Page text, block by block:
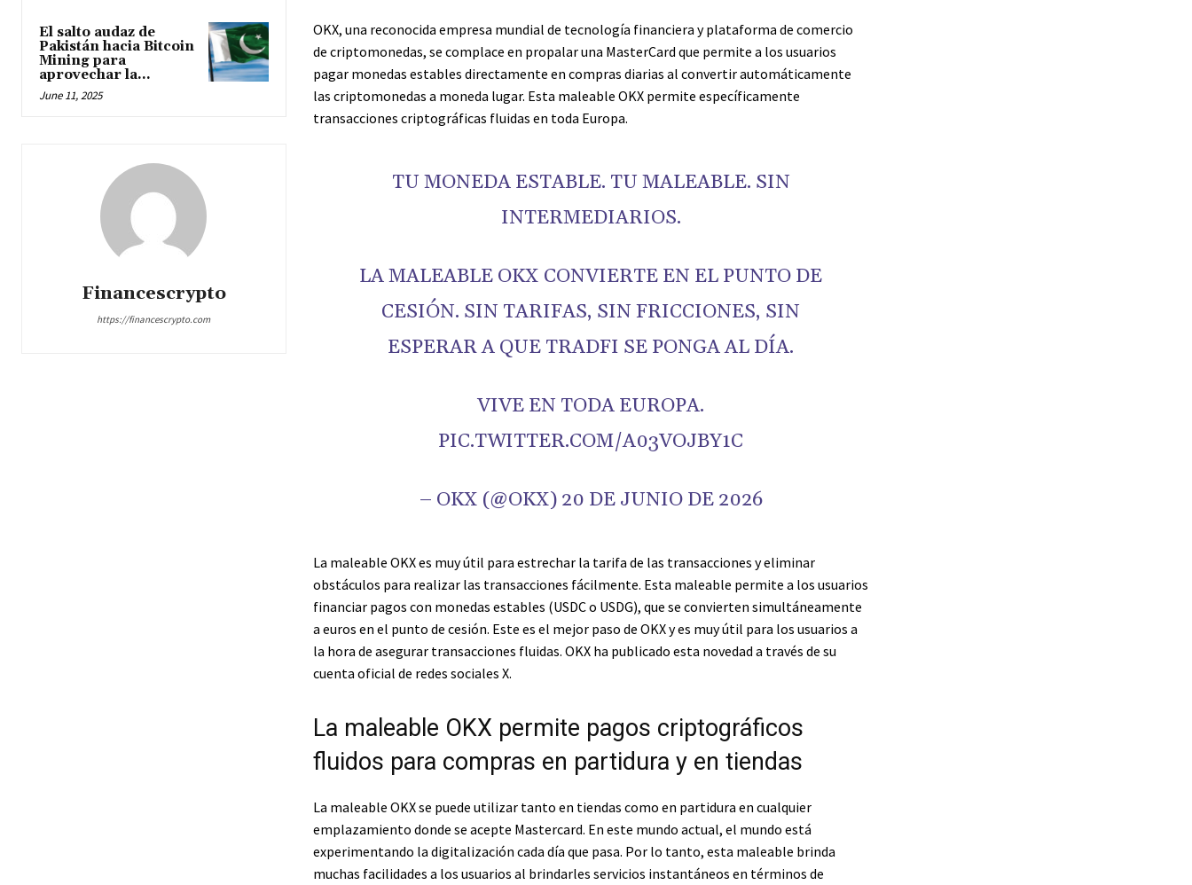
El salto audaz de
Pakistán hacia Bitcoin
Mining para
aprovechar la...
June 11, 2025
Financescrypto
https://financescrypto.com
OKX, una reconocida empresa mundial de tecnología financiera y plataforma de comercio
de criptomonedas, se complace en propalar una MasterCard que permite a los usuarios
pagar monedas estables directamente en compras diarias al convertir automáticamente
las criptomonedas a moneda lugar. Esta maleable OKX permite específicamente
transacciones criptográficas fluidas en toda Europa.
TU MONEDA ESTABLE. TU MALEABLE. SIN
INTERMEDIARIOS.
LA MALEABLE OKX CONVIERTE EN EL PUNTO DE
CESIÓN. SIN TARIFAS, SIN FRICCIONES, SIN
ESPERAR A QUE TRADFI SE PONGA AL DÍA.
VIVE EN TODA EUROPA.
PIC.TWITTER.COM/A03VOJBY1C
– OKX (@OKX) 20 DE JUNIO DE 2026
La maleable OKX es muy útil para estrechar la tarifa de las transacciones y eliminar
obstáculos para realizar las transacciones fácilmente. Esta maleable permite a los usuarios
financiar pagos con monedas estables (USDC o USDG), que se convierten simultáneamente
a euros en el punto de cesión. Este es el mejor paso de OKX y es muy útil para los usuarios a
la hora de asegurar transacciones fluidas. OKX ha publicado esta novedad a través de su
cuenta oficial de redes sociales X.
La maleable OKX permite pagos criptográficos
fluidos para compras en partidura y en tiendas
La maleable OKX se puede utilizar tanto en tiendas como en partidura en cualquier
emplazamiento donde se acepte Mastercard. En este mundo actual, el mundo está
experimentando la digitalización cada día que pasa. Por lo tanto, esta maleable brinda
muchas facilidades a los usuarios al brindarles servicios instantáneos en términos de